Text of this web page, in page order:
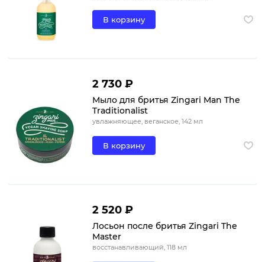
В корзину
2 730 ₽
Мыло для бритья Zingari Man The
Traditionalist
увлажняющее, веганское, 142 мл
В корзину
2 520 ₽
Лосьон после бритья Zingari The
Master
восстанавливающий, 118 мл